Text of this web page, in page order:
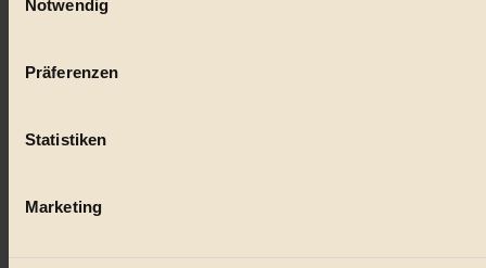
Ihr Gerät durch aktives Scannen nach bestimmten
Erfahren Sie mehr darüber, wie Ihre persönlichen Daten
Notwendig
Präferenzen
Statistiken
Marketing
Umwelt